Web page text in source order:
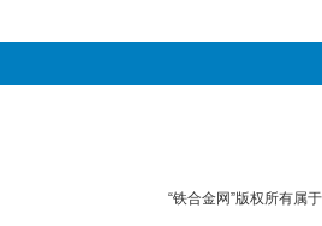
“铁合金网”版权所有属